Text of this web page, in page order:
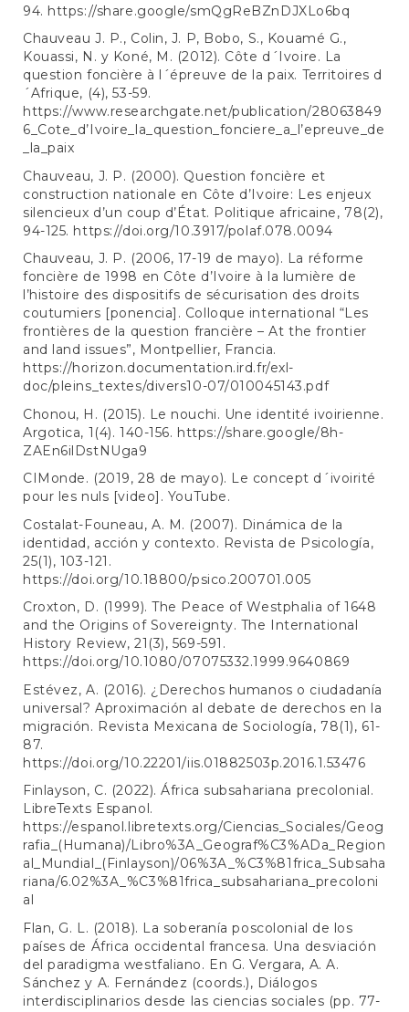
94. https://share.google/smQgReBZnDJXLo6bq
Chauveau J. P., Colin, J. P, Bobo, S., Kouamé G.,
Kouassi, N. y Koné, M. (2012). Côte d´Ivoire. La
question foncière à l´épreuve de la paix. Territoires d
´Afrique, (4), 53-59.
https://www.researchgate.net/publication/28063849
6_Cote_d’Ivoire_la_question_fonciere_a_l’epreuve_de
_la_paix
Chauveau, J. P. (2000). Question foncière et
construction nationale en Côte d’Ivoire: Les enjeux
silencieux d’un coup d’État. Politique africaine, 78(2),
94-125. https://doi.org/10.3917/polaf.078.0094
Chauveau, J. P. (2006, 17-19 de mayo). La réforme
foncière de 1998 en Côte d’Ivoire à la lumière de
l’histoire des dispositifs de sécurisation des droits
coutumiers [ponencia]. Colloque international “Les
frontières de la question francière – At the frontier
and land issues”, Montpellier, Francia.
https://horizon.documentation.ird.fr/exl-
doc/pleins_textes/divers10-07/010045143.pdf
Chonou, H. (2015). Le nouchi. Une identité ivoirienne.
Argotica, 1(4). 140-156. https://share.google/8h-
ZAEn6ilDstNUga9
CIMonde. (2019, 28 de mayo). Le concept d´ivoirité
pour les nuls [video]. YouTube.
Costalat-Founeau, A. M. (2007). Dinámica de la
identidad, acción y contexto. Revista de Psicología,
25(1), 103-121.
https://doi.org/10.18800/psico.200701.005
Croxton, D. (1999). The Peace of Westphalia of 1648
and the Origins of Sovereignty. The International
History Review, 21(3), 569-591.
https://doi.org/10.1080/07075332.1999.9640869
Estévez, A. (2016). ¿Derechos humanos o ciudadanía
universal? Aproximación al debate de derechos en la
migración. Revista Mexicana de Sociología, 78(1), 61-
87.
https://doi.org/10.22201/iis.01882503p.2016.1.53476
Finlayson, C. (2022). África subsahariana precolonial.
LibreTexts Espanol.
https://espanol.libretexts.org/Ciencias_Sociales/Geog
rafia_(Humana)/Libro%3A_Geograf%C3%ADa_Region
al_Mundial_(Finlayson)/06%3A_%C3%81frica_Subsaha
riana/6.02%3A_%C3%81frica_subsahariana_precoloni
al
Flan, G. L. (2018). La soberanía poscolonial de los
países de África occidental francesa. Una desviación
del paradigma westfaliano. En G. Vergara, A. A.
Sánchez y A. Fernández (coords.), Diálogos
interdisciplinarios desde las ciencias sociales (pp. 77-